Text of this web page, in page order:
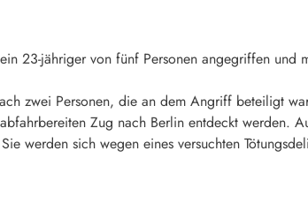
23-jähriger von fünf Personen angegriffen und
zwei Personen, die an dem Angriff beteiligt
Zug nach Berlin entdeckt werden.
werden sich wegen eines versuchten